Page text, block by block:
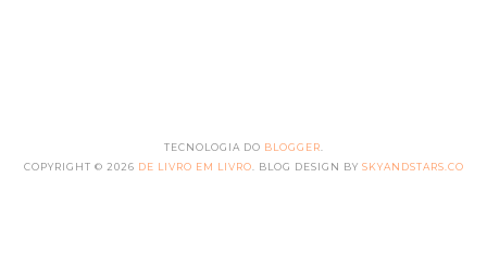
TECNOLOGIA DO BLOGGER
COPYRIGHT © 2026 DE LIVRO EM LIVRO . BLOG DESIGN BY SKYANDSTARS.CO